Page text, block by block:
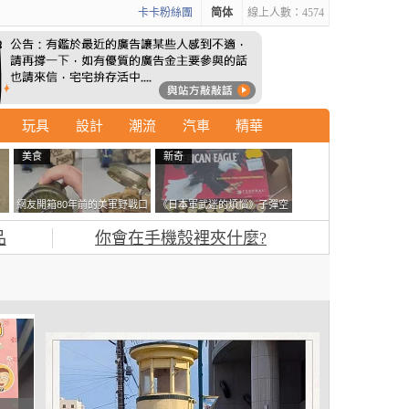
線上人數：4574
简体
卡卡粉絲團
玩具 設計 潮流 汽車 精華
美食
網友開箱80年前的美軍野戰口
糧 罐頭本身保存良好，但裡
新奇
《日本軍武迷的煩惱》子彈空
盒在日本超級貴 美國網友直
接一大箱寄給他了
你會在手機殼裡夾什麼?